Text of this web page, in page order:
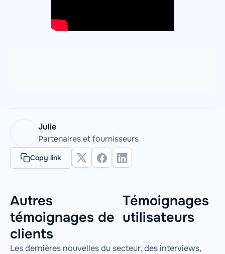
Julie
Partenaires et fournisseurs
Copy link
Autres
témoignages de
clients
Témoignages
utilisateurs
Les dernières nouvelles du secteur, des interviews,